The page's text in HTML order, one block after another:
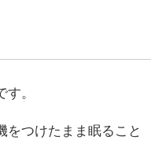
。
をつけたまま眠ること